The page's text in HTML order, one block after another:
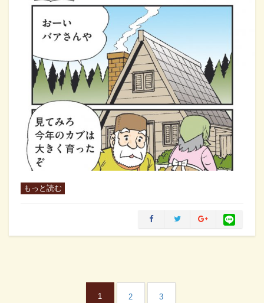
もっと読む
1 2 3